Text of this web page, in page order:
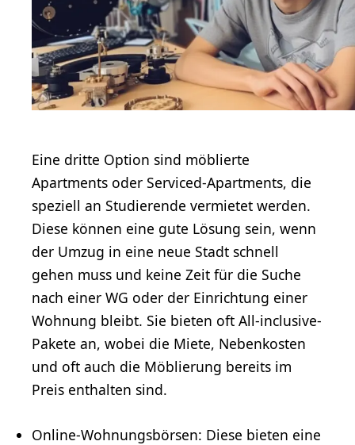
Eine dritte Option sind möblierte
Apartments oder Serviced-Apartments, die
speziell an Studierende vermietet werden.
Diese können eine gute Lösung sein, wenn
der Umzug in eine neue Stadt schnell
gehen muss und keine Zeit für die Suche
nach einer WG oder der Einrichtung einer
Wohnung bleibt. Sie bieten oft All-inclusive-
Pakete an, wobei die Miete, Nebenkosten
und oft auch die Möblierung bereits im
Preis enthalten sind.
Online-Wohnungsbörsen: Diese bieten eine